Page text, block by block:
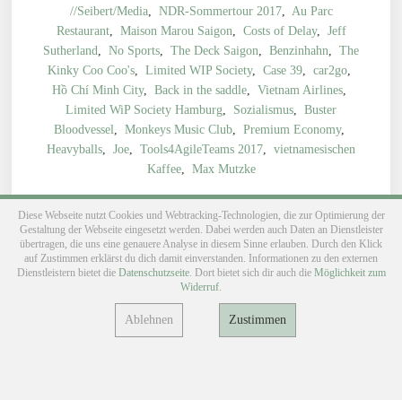
KLM,Bad Manners,Signalstörung, Tim Klein ,Juli
//Seibert/Media, NDR-Sommertour 2017,Au Parc
Restaurant,Maison Marou Saigon,Costs of Delay,Jeff
Sutherland,No Sports,The Deck Saigon ,Benzinhahn,The
Kinky Coo Coo's,Limited WIP Society ,Case 39 ,car2go
Hồ Chí Minh City,Back in the saddle,Vietnam Airlines
Limited WiP Society Hamburg,Sozialismus ,Buster
Bloodvessel,Monkeys Music Club,Premium Economy,
Tools4AgileTeams 2017
Members only
Diese Webseite nutzt Cookies und Webtracking-Technologien, die zur Optimierung der
Gestaltung der Webseite eingesetzt werden. Dabei werden auch Daten an Dienstleister
übertragen, die uns eine genauere Analyse in diesem Sinne erlauben. Durch den Klick
auf Zustimmen erklärst du dich damit einverstanden. Informationen zu den externen
Dienstleistern bietet die Datenschutzseite. Dort bietet sich dir auch die Möglichkeit zum
Widerruf.
Ablehnen Zustimmen